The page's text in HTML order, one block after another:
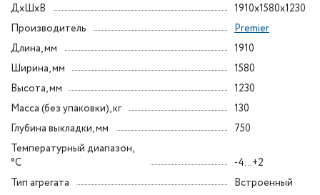
ДxШxВ
1910x1580x1230
Производитель
Premier
Длина, мм
1910
Ширина, мм
1580
Высота, мм
1230
Масса (без упаковки), кг
130
Глубина выкладки, мм
750
Температурный диапазон,
°C
-4...+2
Тип агрегата
Встроенный